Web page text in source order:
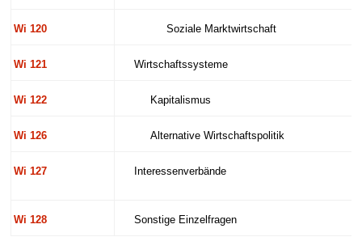
Wi 120 Soziale Marktwirtschaft
Wi 121 Wirtschaftssysteme
Wi 122 Kapitalismus
Wi 126 Alternative Wirtschaftspolitik
Wi 127 Interessenverbände
Wi 128 Sonstige Einzelfragen